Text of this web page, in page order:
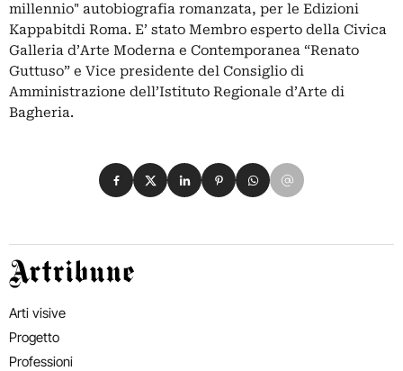
millennio" autobiografia romanzata, per le Edizioni
Kappabitdi Roma. E’ stato Membro esperto della Civica
Galleria d’Arte Moderna e Contemporanea “Renato
Guttuso” e Vice presidente del Consiglio di
Amministrazione dell’Istituto Regionale d’Arte di
Bagheria.
Condividi su Facebook
Condividi su X
Condividi su LinkedIn
Condividi su Pinterest
Condividi su WhatsApp
Condividi su Email
Artribune
Arti visive
Progetto
Professioni